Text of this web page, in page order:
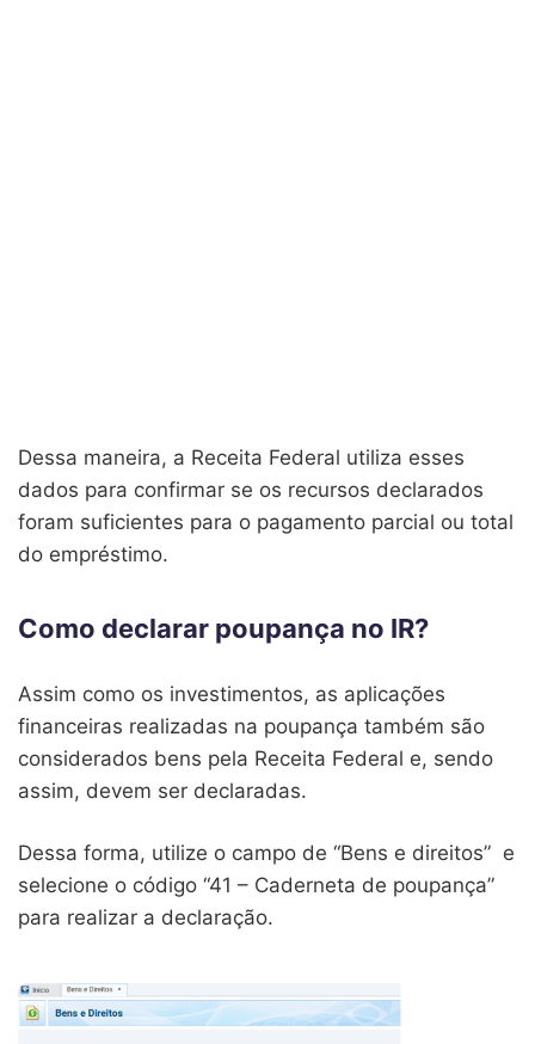
Dessa maneira, a Receita Federal utiliza esses
dados para confirmar se os recursos declarados
foram suficientes para o pagamento parcial ou total
do empréstimo.
Como declarar poupança no IR?
Assim como os investimentos, as aplicações
financeiras realizadas na poupança também são
considerados bens pela Receita Federal e, sendo
assim, devem ser declaradas.
Dessa forma, utilize o campo de “Bens e direitos” e
selecione o código “41 – Caderneta de poupança”
para realizar a declaração.